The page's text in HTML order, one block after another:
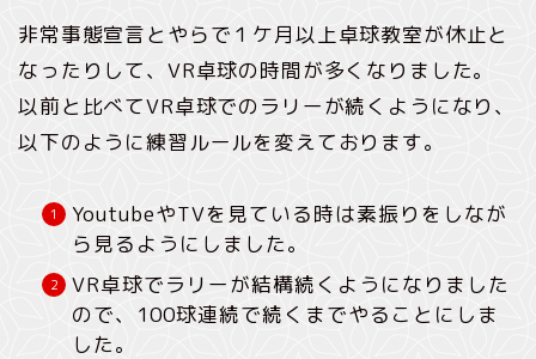
非常事態宣言とやらで１ケ月以上卓球教室が休止と
なったりして、VR卓球の時間が多くなりました。
以前と比べてVR卓球でのラリーが続くようになり、
以下のように練習ルールを変えております。
YoutubeやTVを見ている時は素振りをしなが
ら見るようにしました。
VR卓球でラリーが結構続くようになりました
ので、100球連続で続くまでやることにしま
した。